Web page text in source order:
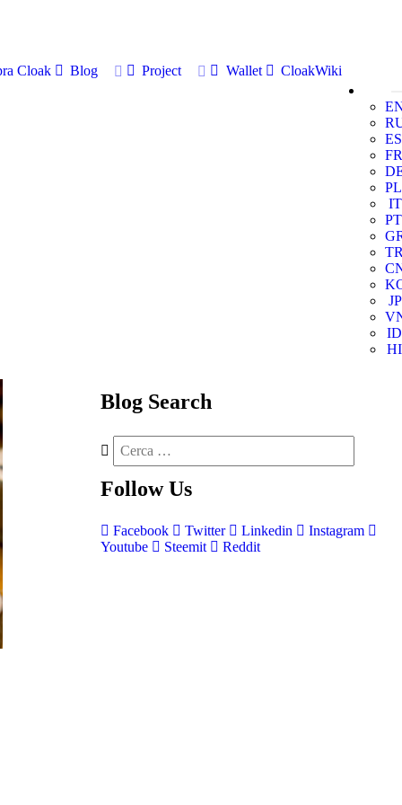
Cloak Blog Project Wallet
CloakWiki
ES
FR
PL
IT
PT
JP
ID
HI
Blog Search
Follow Us
Facebook Twitter Linkedin
Instagram
Youtube
Steemit Reddit